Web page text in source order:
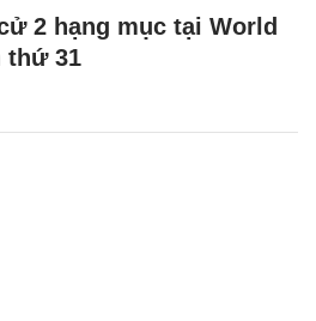
2 hạng mục tại World
thứ 31